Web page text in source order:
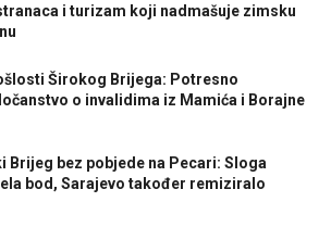
i turizam koji nadmašuje zimsku
Širokog Brijega: Potresno
o invalidima iz Mamića i Borajne
Brijeg bez pobjede na Pecari: Sloga
bod, Sarajevo također remiziralo